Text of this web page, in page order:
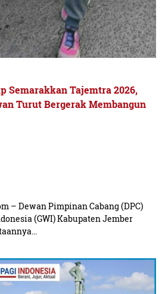
Semarakkan Tajemtra 2026,
Turut Bergerak Membangun
– Dewan Pimpinan Cabang (DPC)
(GWI) Kabupaten Jember